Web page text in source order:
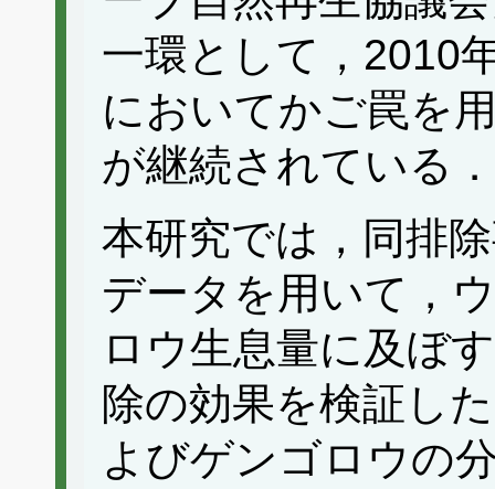
一環として，2010
においてかご罠を
が継続されている．
本研究では，同排
データを用いて，
ロウ生息量に及ぼ
除の効果を検証し
よびゲンゴロウの